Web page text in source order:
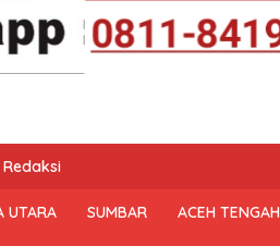
Redaksi
UTARA SUMBAR ACEH TENGAH